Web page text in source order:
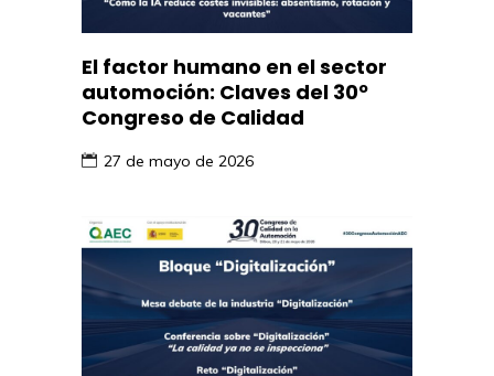
El factor humano en el sector
automoción: Claves del 30º
Congreso de Calidad
27 de mayo de 2026